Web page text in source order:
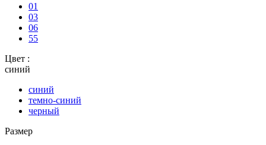
01
03
06
55
Цвет :
синий
синий
темно-синий
черный
Размер